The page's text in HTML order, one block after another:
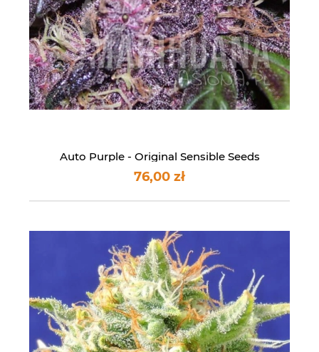
Auto Purple - Original Sensible Seeds
76,00 zł